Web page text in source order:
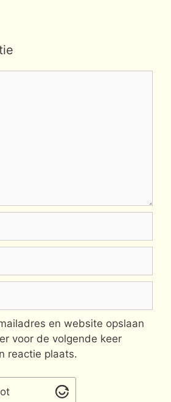
en website opslaan
voor de volgende keer
reactie plaats.